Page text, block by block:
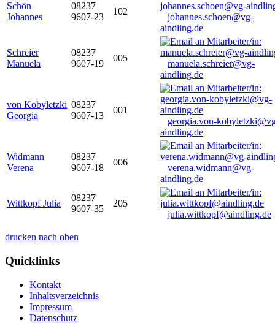
Schön
Johannes
08237
9607-23
102
johannes.schoen@vg-
aindling.de
Schreier
Manuela
08237
9607-19
005
manuela.schreier@vg-
aindling.de
von Kobyletzki
Georgia
08237
9607-13
001
georgia.von-
aindling.de
Widmann
Verena
08237
9607-18
006
verena.widmann@vg-
aindling.de
Wittkopf Julia
08237
9607-35
205
julia.wittkopf@aindling.de
drucken nach oben
Quicklinks
Kontakt
Inhaltsverzeichnis
Impressum
Datenschutz